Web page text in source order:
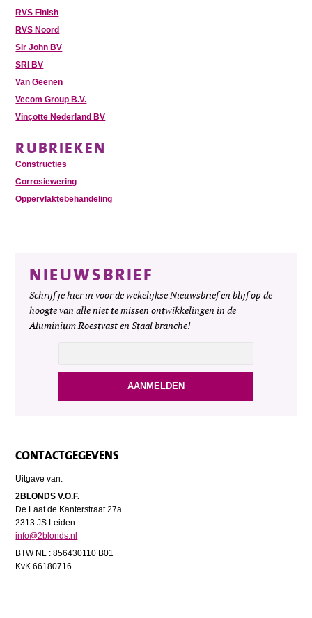
RVS Finish
RVS Noord
Sir John BV
SRI BV
Van Geenen
Vecom Group B.V.
Vinçotte Nederland BV
RUBRIEKEN
Constructies
Corrosiewering
Oppervlaktebehandeling
NIEUWSBRIEF
Schrijf je hier in voor de wekelijkse Nieuwsbrief en blijf op de
hoogte van alle niet te missen ontwikkelingen in de
Aluminium Roestvast en Staal branche!
CONTACTGEGEVENS
Uitgave van:
2BLONDS V.O.F.
De Laat de Kanterstraat 27a
2313 JS Leiden
info@2blonds.nl
BTW NL : 856430110 B01
KvK 66180716